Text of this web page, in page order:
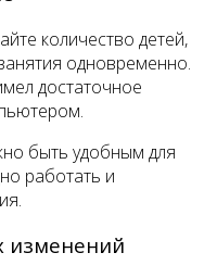
количество детей,
одновременно.
достаточное
быть удобным для
работать и
изменений